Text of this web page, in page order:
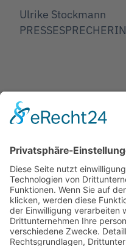
Ulrike Stockmann
PRESSESPRECHERIN
Jetzt teilen
Facebook
Pinterest
XING